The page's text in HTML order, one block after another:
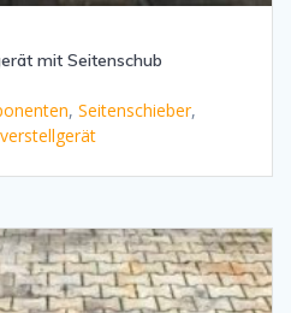
mit Seitenschub
, Seitenschieber,